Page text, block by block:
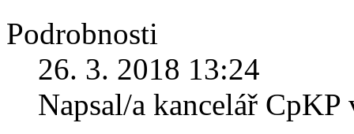
Podrobnosti
26. 3. 2018 13:24
Napsal/a kancelář